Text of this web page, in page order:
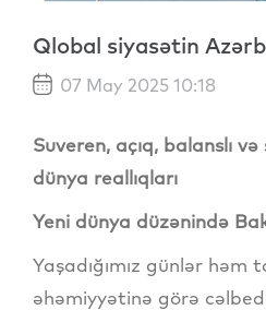
Qlobal siyasətin
07 May 2025 10:18
Suveren, açıq, balanslı
dünya reallıqları
Yeni dünya düzənində
Yaşadığımız günlər
əhəmiyyətinə görə